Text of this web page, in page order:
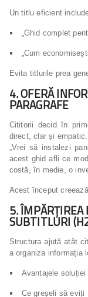
Un titlu eficient
„Ghid complet
„Cum
Evita titlurile prea
4. OFERĂ
PARAGRAFE
Cititorii decid în
direct, clar și
„Vrei să instalezi
acest ghid afli ce
costă, în medie, o
Acest început
5. ÎMPĂRȚIREA
SUBTITLURI
Structura ajută atât
a organiza informația
Avantajele soluției
Ce greșeli să eviți